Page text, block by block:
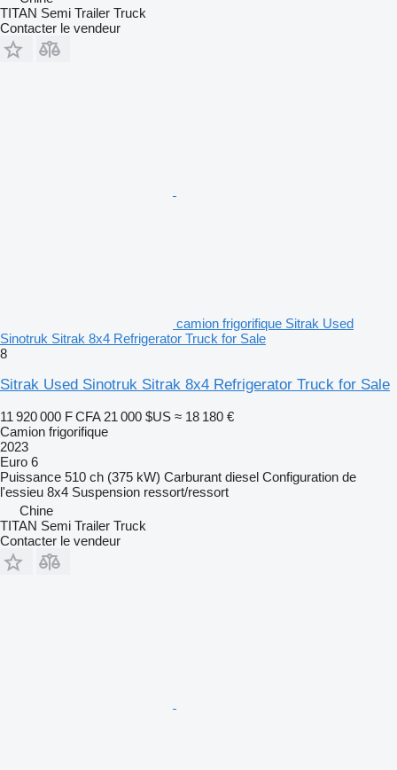
TITAN Semi Trailer Truck
Contacter le vendeur
camion frigorifique Sitrak Used
Sinotruk Sitrak 8x4 Refrigerator Truck for Sale
8
Sitrak Used Sinotruk Sitrak 8x4 Refrigerator Truck for Sale
11 920 000 F CFA 21 000 $US ≈ 18 180 €
Camion frigorifique
2023
Euro 6
Puissance 510 ch (375 kW) Carburant diesel Configuration de
l'essieu 8x4 Suspension ressort/ressort
Chine
TITAN Semi Trailer Truck
Contacter le vendeur